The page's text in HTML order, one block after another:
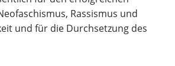
Rassismus und
und für die Durchsetzung des